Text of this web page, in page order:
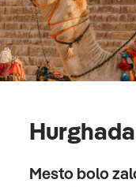
Hurghada
Mesto bolo